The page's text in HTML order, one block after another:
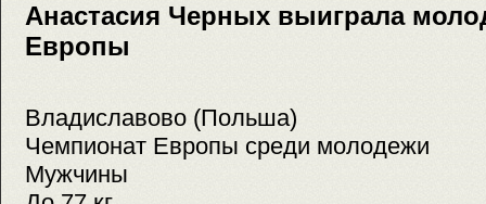
Анастасия Черных выиграла
Европы
Владиславово (Польша)
Чемпионат Европы среди молодежи
Мужчины